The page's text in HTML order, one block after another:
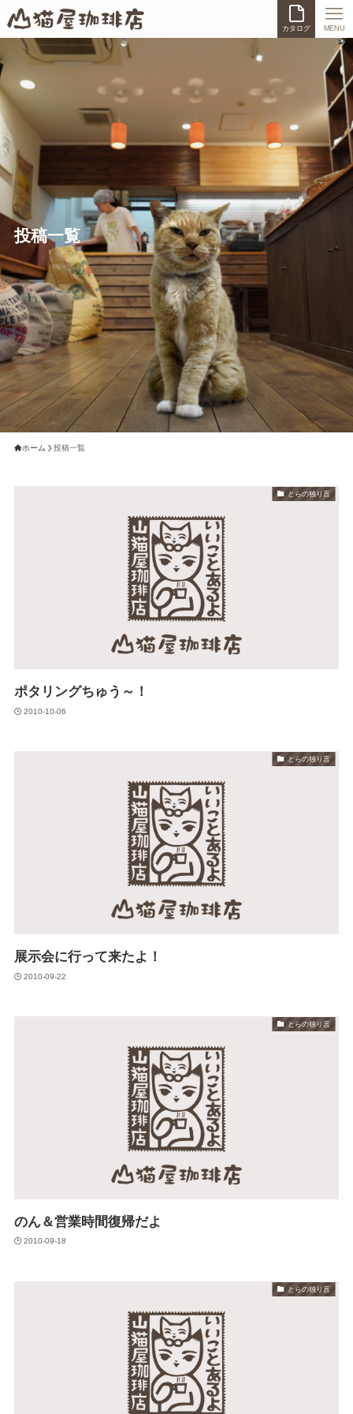
カタログ MENU
投稿一覧
ホーム 投稿一覧
とらの独り言
ポタリングちゅう～！
2010-10-06
とらの独り言
展示会に行って来たよ！
2010-09-22
とらの独り言
のん＆営業時間復帰だよ
2010-09-18
とらの独り言